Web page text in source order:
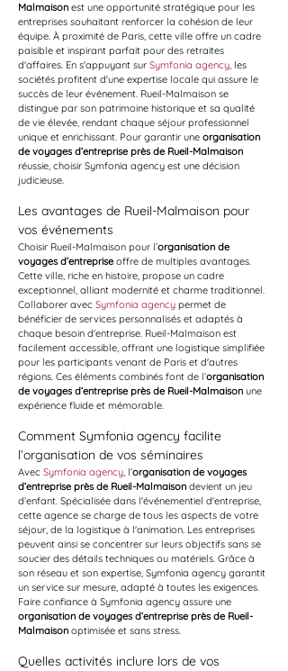
Malmaison est une opportunité stratégique pour les
entreprises souhaitant renforcer la cohésion de leur
équipe. À proximité de Paris, cette ville offre un cadre
paisible et inspirant parfait pour des retraites
d'affaires. En s'appuyant sur Symfonia agency, les
sociétés profitent d'une expertise locale qui assure le
succès de leur événement. Rueil-Malmaison se
distingue par son patrimoine historique et sa qualité
de vie élevée, rendant chaque séjour professionnel
unique et enrichissant. Pour garantir une organisation
de voyages d’entreprise près de Rueil-Malmaison
réussie, choisir Symfonia agency est une décision
judicieuse.
Les avantages de Rueil-Malmaison pour
vos événements
Choisir Rueil-Malmaison pour l’organisation de
voyages d’entreprise offre de multiples avantages.
Cette ville, riche en histoire, propose un cadre
exceptionnel, alliant modernité et charme traditionnel.
Collaborer avec Symfonia agency permet de
bénéficier de services personnalisés et adaptés à
chaque besoin d'entreprise. Rueil-Malmaison est
facilement accessible, offrant une logistique simplifiée
pour les participants venant de Paris et d'autres
régions. Ces éléments combinés font de l’organisation
de voyages d’entreprise près de Rueil-Malmaison une
expérience fluide et mémorable.
Comment Symfonia agency facilite
l’organisation de vos séminaires
Avec Symfonia agency, l’organisation de voyages
d’entreprise près de Rueil-Malmaison devient un jeu
d’enfant. Spécialisée dans l'événementiel d'entreprise,
cette agence se charge de tous les aspects de votre
séjour, de la logistique à l'animation. Les entreprises
peuvent ainsi se concentrer sur leurs objectifs sans se
soucier des détails techniques ou matériels. Grâce à
son réseau et son expertise, Symfonia agency garantit
un service sur mesure, adapté à toutes les exigences.
Faire confiance à Symfonia agency assure une
organisation de voyages d’entreprise près de Rueil-
Malmaison optimisée et sans stress.
Quelles activités inclure lors de vos